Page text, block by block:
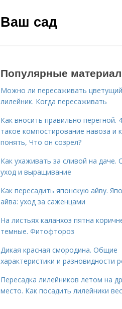
Ваш сад
Популярные
Можно ли пересаживать цветущий
лилейник. Когда пересаживать
Как вносить правильно перегной.
такое компостирование навоза и
понять, Что он созрел?
Как ухаживать за сливой на даче.
уход и выращивание
Как пересадить японскую айву.
айва: уход за саженцами
На листьях каланхоэ пятна
темные. Фитофтороз
Дикая красная смородина. Общие
характеристики и разновидности
Пересадка лилейников летом на
место. Как посадить лилейники